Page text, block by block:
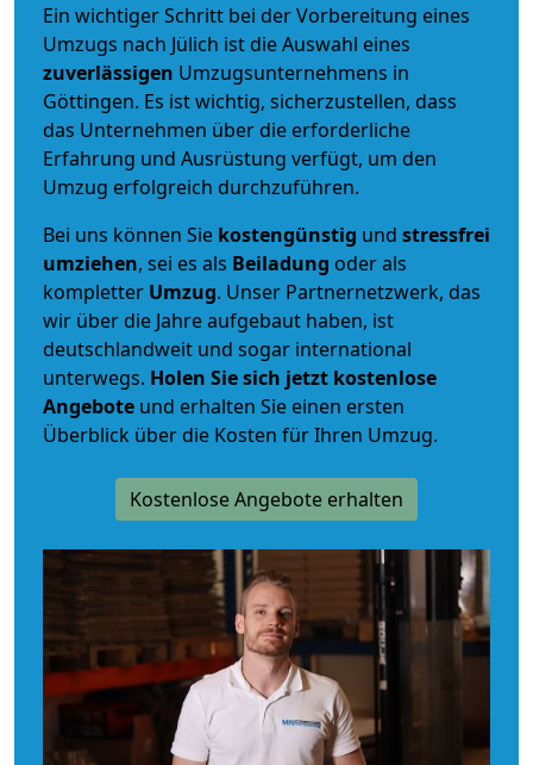
Ein wichtiger Schritt bei der Vorbereitung eines
Umzugs nach Jülich ist die Auswahl eines
zuverlässigen Umzugsunternehmens in
Göttingen. Es ist wichtig, sicherzustellen, dass
das Unternehmen über die erforderliche
Erfahrung und Ausrüstung verfügt, um den
Umzug erfolgreich durchzuführen.
Bei uns können Sie kostengünstig und stressfrei
umziehen, sei es als Beiladung oder als
kompletter Umzug. Unser Partnernetzwerk, das
wir über die Jahre aufgebaut haben, ist
deutschlandweit und sogar international
unterwegs. Holen Sie sich jetzt kostenlose
Angebote und erhalten Sie einen ersten
Überblick über die Kosten für Ihren Umzug.
Kostenlose Angebote erhalten